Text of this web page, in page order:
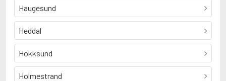
Haugesund
Heddal
Hokksund
Holmestrand